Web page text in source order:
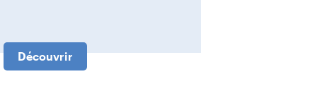
Découvrir